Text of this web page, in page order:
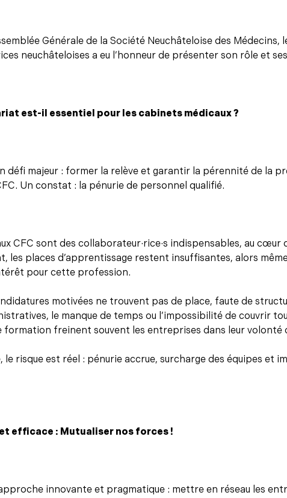
Générale de la Société Neuchâteloise des Médecins,
neuchâteloises a eu l’honneur de présenter son rôle et
est-il essentiel pour les cabinets médicaux ?
défi majeur : former la relève et garantir la pérennité de la
Un constat : la pénurie de personnel qualifié.
CFC sont des collaborateur·rice·s indispensables, au
les places d’apprentissage restent insuffisantes, alors
pour cette profession.
motivées ne trouvent pas de place, faute de
le manque de temps ou l’impossibilité de couvrir
formation freinent souvent les entreprises dans leur volonté
risque est réel : pénurie accrue, surcharge des équipes et
efficace : Mutualiser nos forces !
innovante et pragmatique : mettre en réseau les